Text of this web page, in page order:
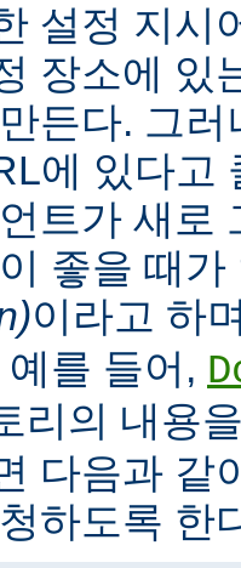
설정 지시
장소에 있
든다. 그
에 있다고
트가 새로
좋을 때
이라고 하
를 들어,
리의 내용
다음과 같
하도록 한